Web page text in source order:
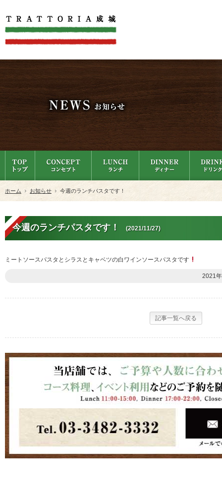
ホーム お知らせ 今週のランチパスタです！
今週のランチパスタです！ (2021/11/27)
ミートソースパスタとシラスとキャベツの白ワインソースパスタです
2021
記事一覧へ戻る